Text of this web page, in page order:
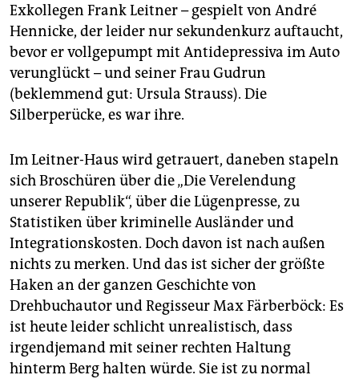
Exkollegen Frank Leitner – gespielt von André
Hennicke, der leider nur sekundenkurz auftaucht,
bevor er vollgepumpt mit Antidepressiva im Auto
verunglückt – und seiner Frau Gudrun
(beklemmend gut: Ursula Strauss). Die
Silberperücke, es war ihre.
Im Leitner-Haus wird getrauert, daneben stapeln
sich Broschüren über die „Die Verelendung
unserer Republik“, über die Lügenpresse, zu
Statistiken über kriminelle Ausländer und
Integrationskosten. Doch davon ist nach außen
nichts zu merken. Und das ist sicher der größte
Haken an der ganzen Geschichte von
Drehbuchautor und Regisseur Max Färberböck: Es
ist heute leider schlicht unrealistisch, dass
irgendjemand mit seiner rechten Haltung
hinterm Berg halten würde. Sie ist zu normal